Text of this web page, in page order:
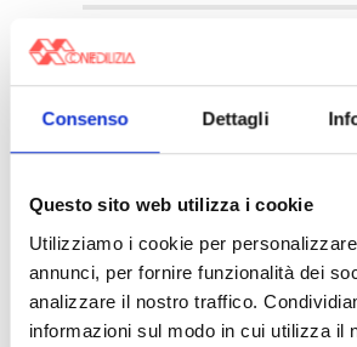
Consenso Dettagli
Questo sito web utilizza i cookie
Utilizziamo i cookie per
annunci, per fornire funzionalità dei
analizzare il nostro traffico.
informazioni sul modo in cui utilizza il
〉 Rubriche